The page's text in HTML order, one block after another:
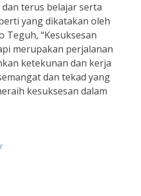
terus belajar serta
yang dikatakan oleh
“Kesuksesan
merupakan perjalanan
ketekunan dan kerja
dan tekad yang
kesuksesan dalam